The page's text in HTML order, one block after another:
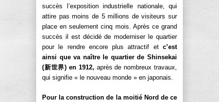
succès l’exposition industrielle nationale, qui
attire pas moins de 5 millions de visiteurs sur
place en seulement cinq mois. Après ce grand
succès il est décidé de moderniser le quartier
pour le rendre encore plus attractif et c’est
ainsi que va naître le quartier de Shinsekai
(新世界) en 1912, après de nombreux travaux,
qui signifie « le nouveau monde » en japonais.
Pour la construction de la moitié Nord de ce